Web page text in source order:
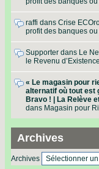
raffi dans Crise
profit des banques
Supporter dans Le
le Revenu d’Existence
« Le magasin pour
alternatif où tout est
Bravo ! | La Relève
dans Magasin pour
Archives
Archives